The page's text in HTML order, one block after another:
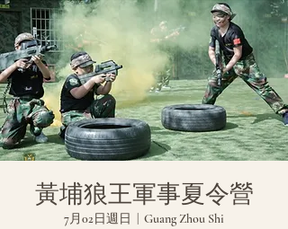
黃埔狼王軍事夏令營
7月02日週日 Guang Zhou Shi